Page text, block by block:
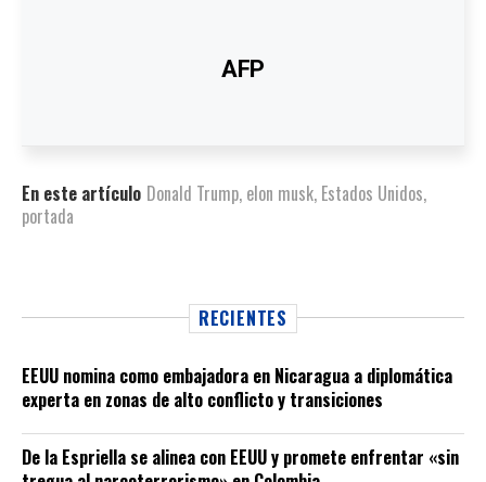
AFP
En este artículo Donald Trump, elon musk, Estados Unidos,
portada
RECIENTES
EEUU nomina como embajadora en Nicaragua a diplomática
experta en zonas de alto conflicto y transiciones
De la Espriella se alinea con EEUU y promete enfrentar «sin